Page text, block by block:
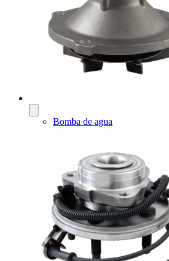
Bomba de agua